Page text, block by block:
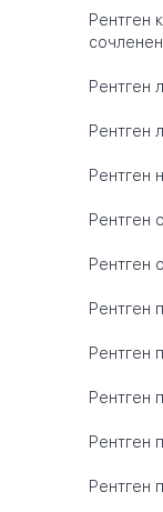
Рентген
Рентген
Рентген
Рентген
Рентген
Рентген
Рентген
Рентген
Рентген
Рентген
Рентген